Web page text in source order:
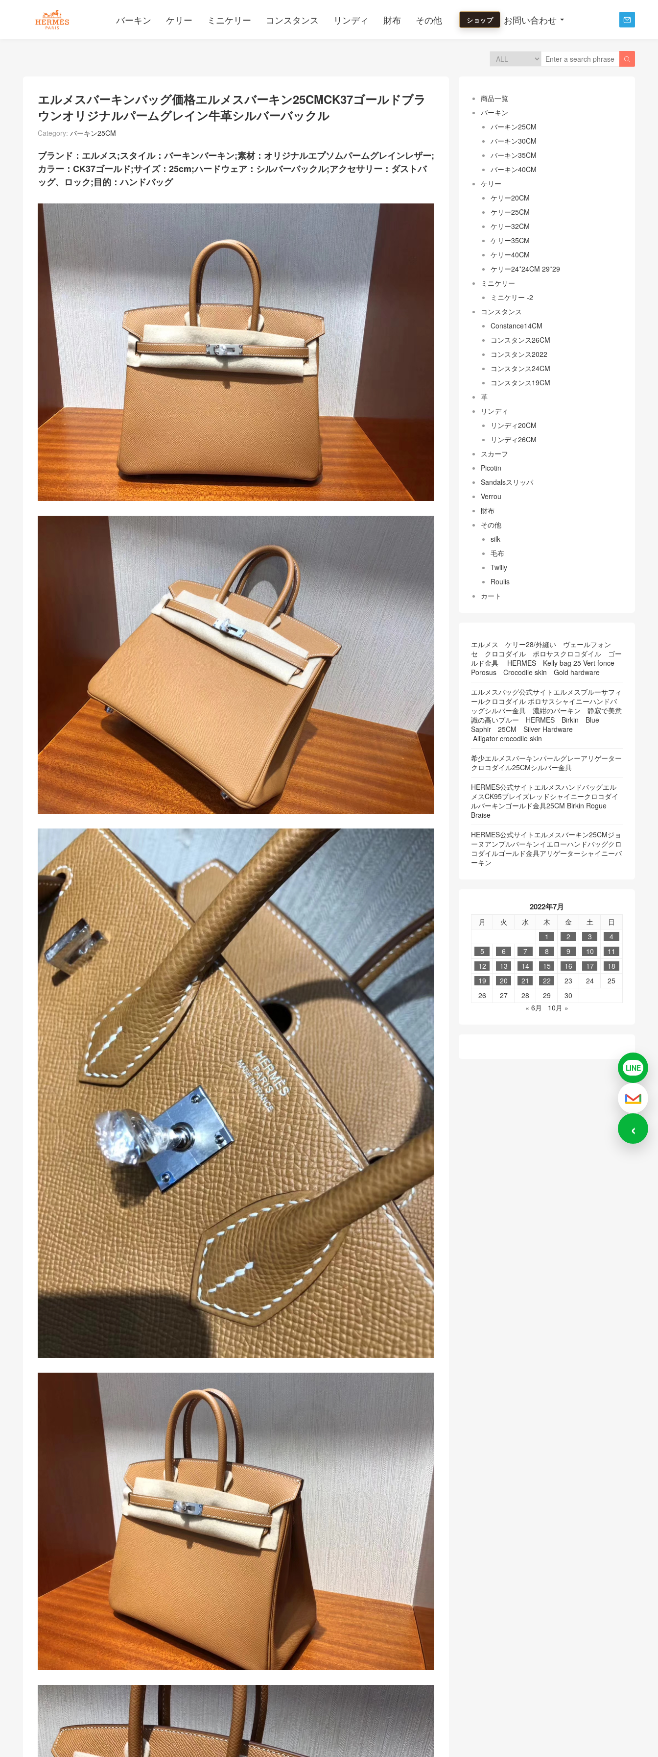
バーキン ケリー ミニケリー コンスタンス リンディ 財布 その他 ショップ お問い合わせ 

エルメスバーキンバッグ価格エルメスバーキン25CMCK37ゴールドブラ
ウンオリジナルパームグレイン牛革シルバーバックル
Category: バーキン25CM
ブランド：エルメス;スタイル：バーキンバーキン;素材：オリジナルエプソムパームグレインレザー;
カラー：CK37ゴールド;サイズ：25cm;ハードウェア：シルバーバックル;アクセサリー：ダストバ
ッグ、ロック;目的：ハンドバッグ
商品一覧
バーキン
バーキン25CM
バーキン30CM
バーキン35CM
バーキン40CM
ケリー
ケリー20CM
ケリー25CM
ケリー32CM
ケリー35CM
ケリー40CM
ケリー24*24CM 29*29
ミニケリー
ミニケリー -2
コンスタンス
Constance14CM
コンスタンス26CM
コンスタンス2022
コンスタンス24CM
コンスタンス19CM
革
リンディ
リンディ20CM
リンディ26CM
スカーフ
Picotin
Sandalsスリッパ
Verrou
財布
その他
silk
毛布
Twilly
Roulis
カート
エルメス ケリー28/外縫い ヴェールフォン
セ クロコダイル ポロサスクロコダイル ゴー
ルド金具 HERMES Kelly bag 25 Vert fonce
Porosus Crocodile skin Gold hardware
エルメスバッグ公式サイトエルメスブルーサフィ
ールクロコダイル ポロサスシャイニーハンドバ
ッグシルバー金具 濃紺のバーキン 静寂で美意
識の高いブルー HERMES Birkin Blue
Saphir 25CM Silver Hardware
Alligator crocodile skin
希少エルメスバーキンパールグレーアリゲーター
クロコダイル25CMシルバー金具
HERMES公式サイトエルメスハンドバッグエル
メスCK95ブレイズレッドシャイニークロコダイ
ルバーキンゴールド金具25CM Birkin Rogue
Braise
HERMES公式サイトエルメスバーキン25CMジョ
ーヌアンブルバーキンイエローハンドバッグクロ
コダイルゴールド金具アリゲーターシャイニーバ
ーキン
2022年7月
月 火 水 木 金 土
日
1
2 3
4
5
6 7 8 9 10
11
12
13 14 15 16 17
18
19
20 21 22 23 24
25
26
27 28 29
30
« 6月
10月 »
LINELINEで
メール
‹